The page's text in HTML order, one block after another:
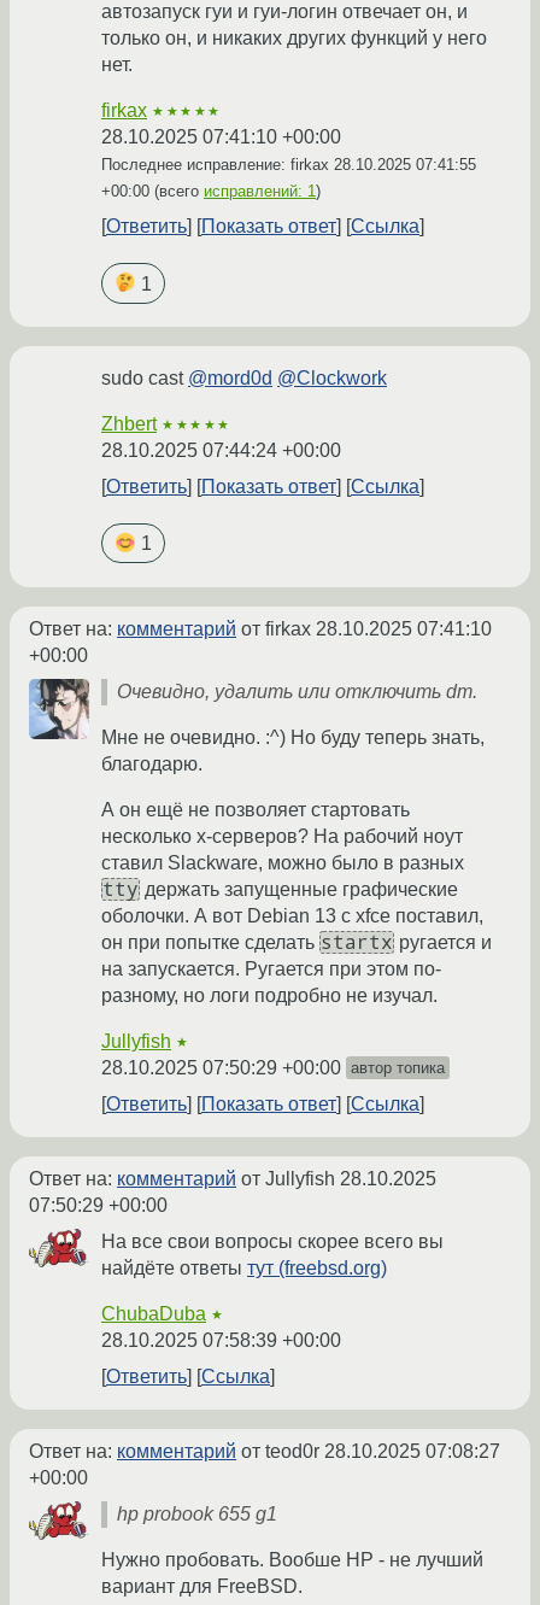
автозапуск гуи и гуи-логин отвечает он, и
только он, и никаких других функций у него
нет.
firkax ★★★★★
28.10.2025 07:41:10 +00:00
Последнее исправление: firkax 28.10.2025 07:41:55
+00:00 (всего исправлений: 1)
Ответить Показать ответ Ссылка
1
sudo cast @mord0d @Clockwork
Zhbert ★★★★★
28.10.2025 07:44:24 +00:00
Ответить
Показать ответ Ссылка
1
Ответ на: комментарий от firkax 28.10.2025 07:41:10
+00:00
Очевидно, удалить или отключить dm.
Мне не очевидно. :^) Но буду теперь знать,
благодарю.
А он ещё не позволяет стартовать
несколько x-серверов? На рабочий ноут
ставил Slackware, можно было в разных
tty держать запущенные графические
оболочки. А вот Debian 13 с xfce поставил,
он при попытке сделать startx ругается и
на запускается. Ругается при этом по-
разному, но логи подробно не изучал.
Jullyfish ★
28.10.2025 07:50:29 +00:00 автор топика
Ответить Показать ответ Ссылка
Ответ на: комментарий от Jullyfish 28.10.2025
07:50:29 +00:00
На все свои вопросы скорее всего вы
найдёте ответы тут (freebsd.org)
ChubaDuba ★
28.10.2025 07:58:39 +00:00
Ответить
Ссылка
Ответ на: комментарий от teod0r 28.10.2025 07:08:27
+00:00
hp probook 655 g1
Нужно пробовать. Вообше HP - не лучший
вариант для FreeBSD.